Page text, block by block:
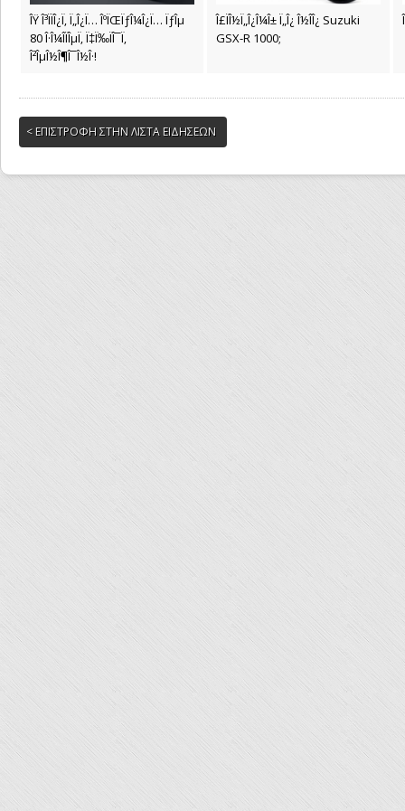
ÎŸ Î³ÏÏÎ¿Ï‚ Ï„Î¿Ï… ÎºÏŒÏƒÎ¼Î¿Ï… ÏƒÎµ
80 Î·Î¼Î­ÏÎµÏ‚ Ï‡Ï‰ÏÎ¯Ï‚
Î²ÎµÎ½Î¶Î¯Î½Î·!
Î£ÏÎ½Ï„Î¿Î¼Î± Ï„Î¿ Î½Î­Î¿ Suzuki
GSX-R 1000;
< ΕΠΙΣΤΡΟΦΗ ΣΤΗΝ ΛΙΣΤΑ ΕΙΔΗΣΕΩΝ